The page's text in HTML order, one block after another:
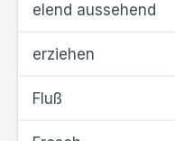
elend aussehend
erziehen
Fluß